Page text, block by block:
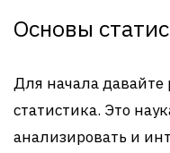
Основы
Для начала давайте
статистика. Это
анализировать и